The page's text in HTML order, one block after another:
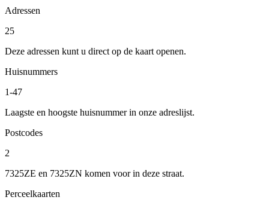
Adressen
25
Deze adressen kunt u direct op de kaart openen.
Huisnummers
1-47
Laagste en hoogste huisnummer in onze adreslijst.
Postcodes
2
7325ZE en 7325ZN komen voor in deze straat.
Perceelkaarten